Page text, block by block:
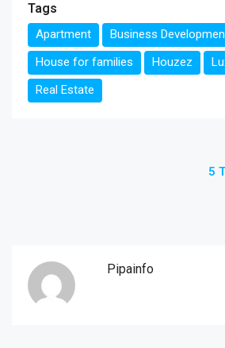
Tags
Apartment
Business
House for families
Houzez
Real Estate
5
Pipainfo